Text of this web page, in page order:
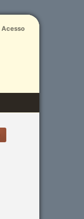
Acesso